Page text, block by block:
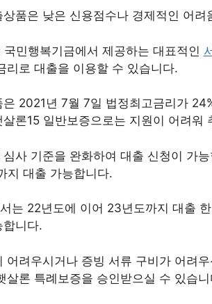
상품은 낮은 신용점수나 경제적인 어
국민행복기금에서 제공하는 대표적인
리로 대출을 이용할 수 있습니다.
은 2021년 7월 7일 법정최고금리가
살론15 일반보증으로는 지원이 어려
심사 기준을 완화하여 대출 신청이 가
지 대출 가능합니다.
는 22년도에 이어 23년도까지 대출
합니다.
어려우시거나 증빙 서류 구비가 어려
살론 특례보증을 승인받으실 수 있습